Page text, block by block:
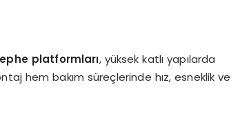
platformları, yüksek katlı yapılarda
hem bakım süreçlerinde hız, esneklik ve